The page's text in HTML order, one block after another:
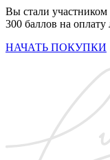
Вы стали
300 баллов на
НАЧАТЬ ПОКУПКИ